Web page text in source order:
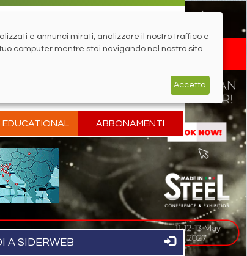
EDUCATIONAL ABBONAMENTI
A SIDERWEB
e annunci mirati, analizzare il nostro traffico e
computer mentre stai navigando nel nostro sito
Accetta